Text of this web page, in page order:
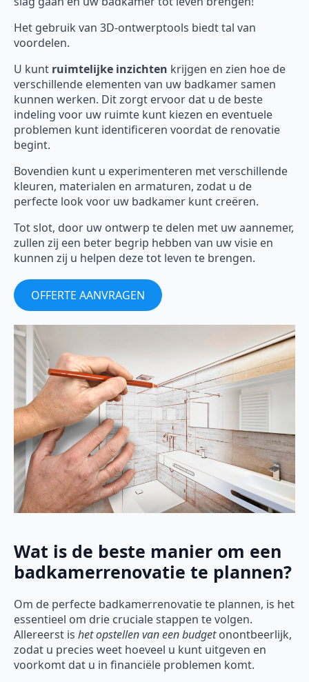
Het gebruik van 3D-ontwerptools biedt tal van
voordelen.
U kunt ruimtelijke inzichten krijgen en zien hoe de
verschillende elementen van uw badkamer samen
kunnen werken. Dit zorgt ervoor dat u de beste
indeling voor uw ruimte kunt kiezen en eventuele
problemen kunt identificeren voordat de renovatie
begint.
Bovendien kunt u experimenteren met verschillende
kleuren, materialen en armaturen, zodat u de
perfecte look voor uw badkamer kunt creëren.
Tot slot, door uw ontwerp te delen met uw aannemer,
zullen zij een beter begrip hebben van uw visie en
kunnen zij u helpen deze tot leven te brengen.
OFFERTE AANVRAGEN
Wat is de beste manier om een
badkamerrenovatie te plannen?
Om de perfecte badkamerrenovatie te plannen, is het
essentieel om drie cruciale stappen te volgen.
Allereerst is het opstellen van een budgetonontbeerlijk,
zodat u precies weet hoeveel u kunt uitgeven en
voorkomt dat u in financiële problemen komt.